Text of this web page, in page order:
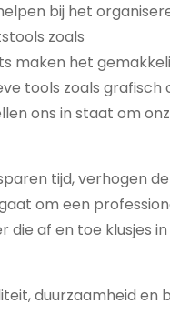
bij het
zoals
maken het
tools zoals
ons in staat om
tijd, verhogen
om een
af en toe klusjes in
duurzaamheid en